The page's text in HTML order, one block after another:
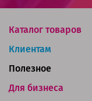
Каталог товаров
Клиентам
Для бизнеса
Полезное